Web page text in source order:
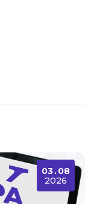
03.08
2026